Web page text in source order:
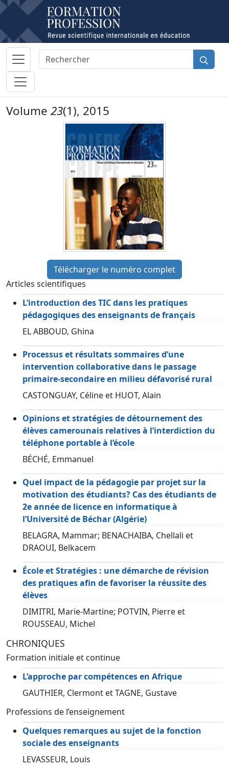
Volume 23(1), 2015
Articles scientifiques
L’introduction des TIC dans les pratiques
pédagogiques des enseignants de français
EL ABBOUD, Ghina
Processus et résultats sommaires d’une
intervention collaborative dans le passage
primaire-secondaire en milieu défavorisé rural
CASTONGUAY, Céline et HUOT, Alain
Opinions et stratégies de détournement des
élèves camerounais relatives à l’interdiction du
téléphone portable à l’école
BÉCHÉ, Emmanuel
Quel impact de la pédagogie par projet sur la
motivation des étudiants? Cas des étudiants de
2e année de licence en informatique à
l’Université de Béchar (Algérie)
BELAGRA, Mammar; BENACHAIBA, Chellali et
DRAOUI, Belkacem
École et Stratégies : une démarche de révision
des pratiques afin de favoriser la réussite des
élèves
DIMITRI, Marie-Martine; POTVIN, Pierre et
ROUSSEAU, Michel
CHRONIQUES
Formation initiale et continue
L’approche par compétences en Afrique
GAUTHIER, Clermont et TAGNE, Gustave
Professions de l’enseignement
Quelques remarques au sujet de la fonction
sociale des enseignants
LEVASSEUR, Louis
Télécharger le numéro complet